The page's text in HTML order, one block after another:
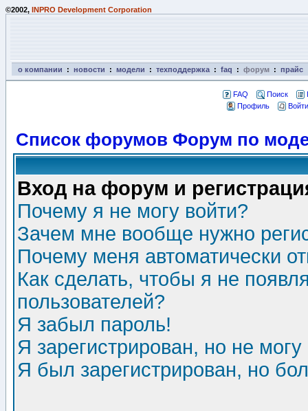
©2002, INPRO Development Corporation
о компании : новости : модели : техподдержка : faq : форум : прайс
FAQ Поиск
Профиль
Список форумов Форум по
Вход на форум и
Почему я не могу войти?
Зачем мне вообще нужно
Почему меня автоматически
Как сделать, чтобы я не
пользователей?
Я забыл пароль!
Я зарегистрирован, но не могу
Я был зарегистрирован, но